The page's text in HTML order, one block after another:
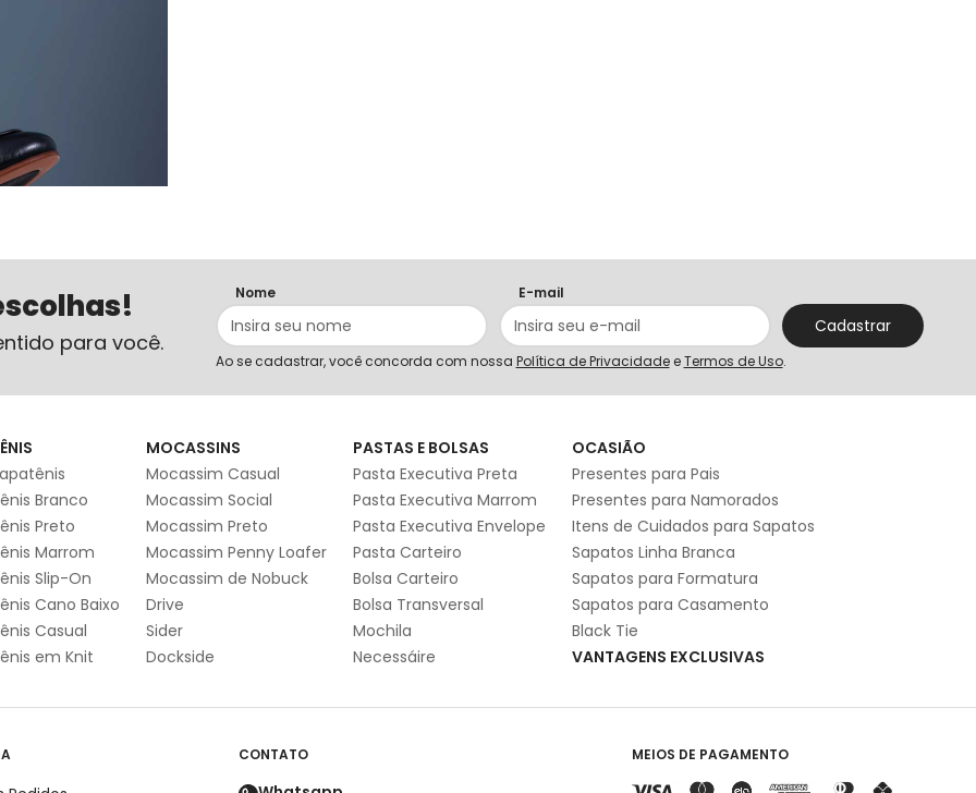
para você.
Nome E-mail
Cadastrar
Ao se cadastrar, você concorda com nossa Política de Privacidadee Termos de Uso.
Branco
Preto
Marrom
Slip-On
Cano Baixo
Casual
em Knit
MOCASSINS
Mocassim Casual
Mocassim Social
Mocassim Preto
Mocassim Penny Loafer
Mocassim de Nobuck
Drive
Sider
Dockside
PASTAS E BOLSAS
Pasta Executiva Preta
Pasta Executiva Marrom
Pasta Executiva Envelope
Pasta Carteiro
Bolsa Carteiro
Bolsa Transversal
Mochila
Necessáire
OCASIÃO
Presentes para Pais
Presentes para Namorados
Itens de Cuidados para Sapatos
Sapatos Linha Branca
Sapatos para Formatura
Sapatos para Casamento
Black Tie
VANTAGENS EXCLUSIVAS
CONTATO MEIOS DE PAGAMENTO